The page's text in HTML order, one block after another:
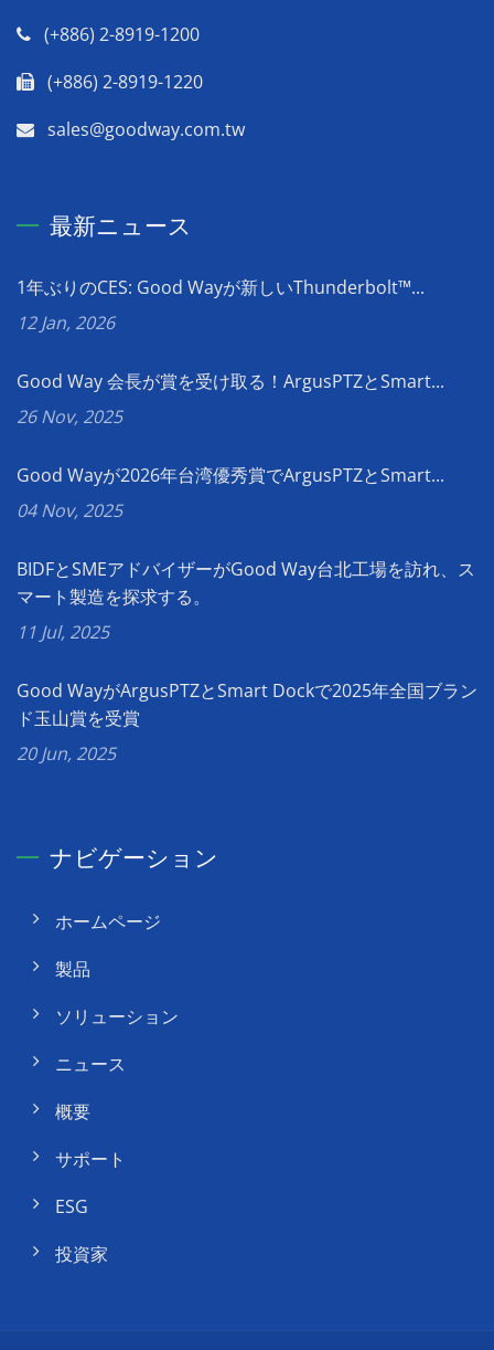
(+886) 2-8919-1200
(+886) 2-8919-1220
sales@goodway.com.tw
最新ニュース
1年ぶりのCES: Good Wayが新しいThunderbolt™...
12 Jan, 2026
Good Way 会長が賞を受け取る！ArgusPTZとSmart...
26 Nov, 2025
Good Wayが2026年台湾優秀賞でArgusPTZとSmart...
04 Nov, 2025
BIDFとSMEアドバイザーがGood Way台北工場を訪れ、ス
マート製造を探求する。
11 Jul, 2025
Good WayがArgusPTZとSmart Dockで2025年全国ブラン
ド玉山賞を受賞
20 Jun, 2025
ナビゲーション
ホームページ
製品
ソリューション
ニュース
概要
サポート
ESG
投資家